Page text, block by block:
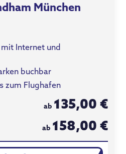
München
Internet und
buchbar
zum Flughafen
ab 135,00 €
ab 158,00 €